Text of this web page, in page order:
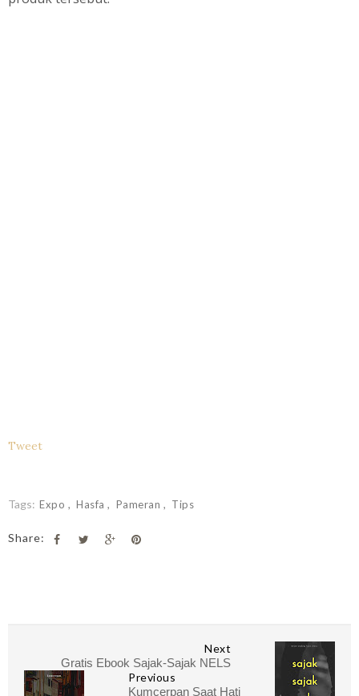
Tweet
Tags: Expo Hasfa Pameran Tips
Share:
Next
Gratis Ebook Sajak-Sajak NELS
Previous
Kumcerpan Saat Hati